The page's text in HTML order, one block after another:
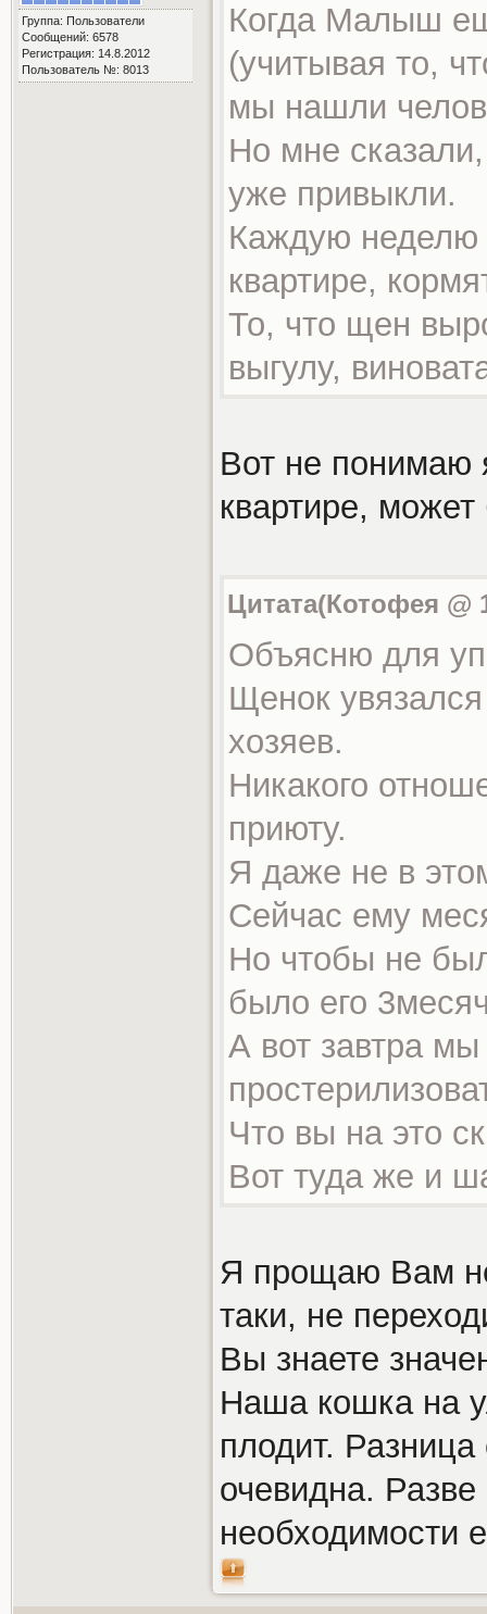
Группа: Пользователи
Сообщений: 6578
Регистрация: 14.8.2012
Пользователь №: 8013
Когда Малыш
(учитывая то,
мы нашли
Но мне
уже привыкли.
Каждую неделю
квартире,
То, что щен
выгулу,
Вот не понимаю
квартире,
Цитата(Котофея @
Объясню для
Щенок
хозяев.
Никакого
приюту.
Я даже не в
Сейчас ему
Но чтобы не
было его
А вот завтра
Что вы на это
Вот туда же и
Я прощаю Вам
таки, не
Вы знаете
Наша кошка на
плодит.
очевидна.
необходимости